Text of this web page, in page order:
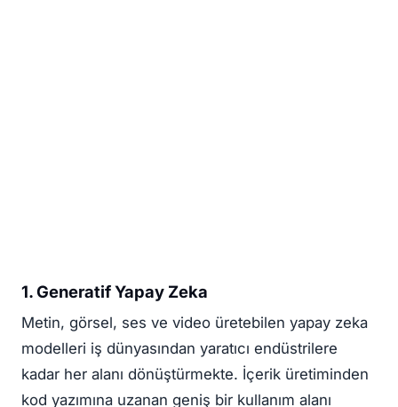
1. Generatif Yapay Zeka
Metin, görsel, ses ve video üretebilen yapay zeka
modelleri iş dünyasından yaratıcı endüstrilere
kadar her alanı dönüştürmekte. İçerik üretiminden
kod yazımına uzanan geniş bir kullanım alanı